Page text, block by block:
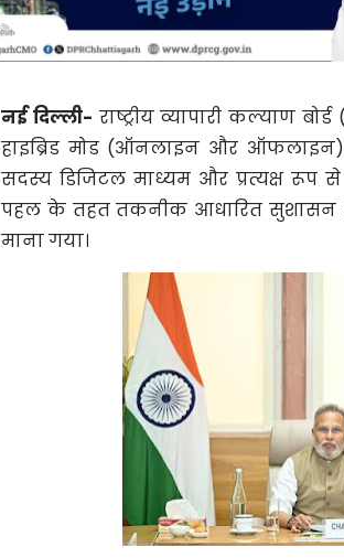
नई दिल्ली- राष्ट्रीय व्यापारी कल्याण
हाइब्रिड मोड (ऑनलाइन और
सदस्य डिजिटल माध्यम और प्रत्यक्ष रूप
पहल के तहत तकनीक आधारित सुशासन
माना गया।